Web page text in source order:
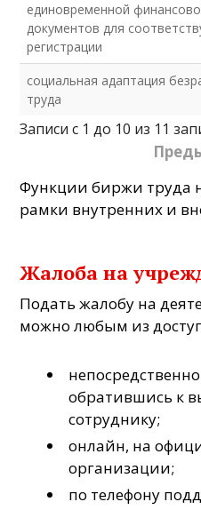
единовременной
документов для
регистрации
социальная адаптация
труда
Записи с 1 до 10 из 11
Функции биржи труда
рамки внутренних и
Жалоба на
Подать жалобу на
можно любым из
обратившись к
сотруднику;
онлайн, на
организации;
по телефону